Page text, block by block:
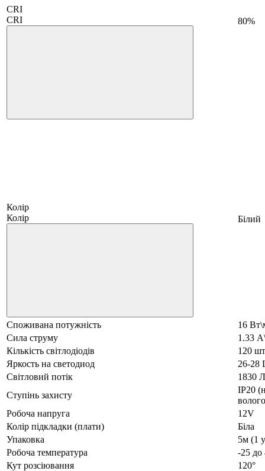
CRI
CRI
80%
Колір
Колір
Білий
Споживана потужність
16
Сила струму
1.33
Кількість світлодіодів
120
Яркость на светодиод
26-28
Світловий потік
1830
Ступінь захисту
IP20
Робоча напруга
12V
Колір підкладки (плати)
Біла
Упаковка
5м (1
Робоча температура
-25 до
Кут розсіювання
120°